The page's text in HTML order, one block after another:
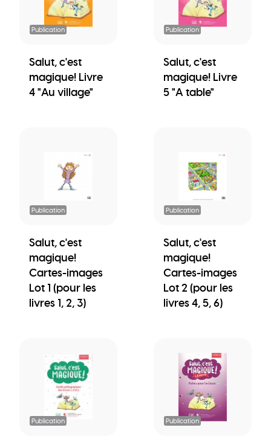
Publication
Salut, c'est
magique! Livre
4 "Au village"
Publication
Salut, c'est
magique! Livre
5 "A table"
Publication
Salut, c'est
magique!
Cartes-images
Lot 1 (pour les
livres 1, 2, 3)
Publication
Salut, c'est
magique!
Cartes-images
Lot 2 (pour les
livres 4, 5, 6)
Publication Publication